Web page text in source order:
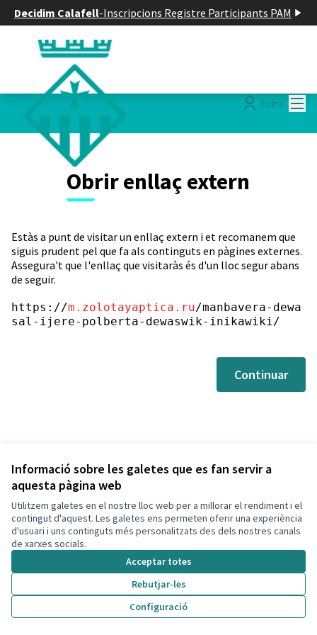
Informació sobre les galetes que es fan servir a
aquesta pàgina web
Utilitzem galetes en el nostre lloc web per a millorar el rendiment i el
contingut d'aquest. Les galetes ens permeten oferir una experiència
d'usuari i uns continguts més personalitzats des dels nostres canals
de xarxes socials.
Acceptar totes
Rebutjar-les
Configuració
Decidim Calafell-Inscripcions Registre Participants PAM
Entra
Obrir enllaç extern
Estàs a punt de visitar un enllaç extern i et recomanem que
siguis prudent pel que fa als continguts en pàgines externes.
Assegura't que l'enllaç que visitaràs és d'un lloc segur abans
de seguir.
https://m.zolotayaptica.ru/manbavera-dewa
sal-ijere-polberta-dewaswik-inikawiki/
Continuar
Termes i condicions d'ús
Configuració de les galetes
Decidim Calafell a X
(Enllaç extern)
Decidim Calafell a Facebook
Decidim Calafell a YouTube
Decidim Calafell a GitHub
(Enllaç extern)
Web creada ambprogramari lliure .
Amb
(Enllaç